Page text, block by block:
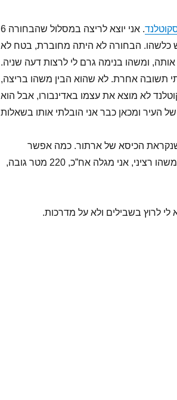
. אני יוצא לריצה במסלול שהבחורה
כלשהו. הבחורה לא היתה מחוברת, בטח לא
ומשהו בנימה גרם לי לרצות דעה שניה.
תשובה אחרת. לא שהוא הבין משהו בריצה,
לא מוצא את עצמו באדינבורו, אבל הוא
שנקראת הכיסא של ארתור. כמה אפשר
לטעות בבוקר כשרצים לכיסא של ארתור? לא משהו רציני, אני מגלה אח”כ, 220 מטר גובה,
לי לרוץ בשבילים ולא על מדרכות.